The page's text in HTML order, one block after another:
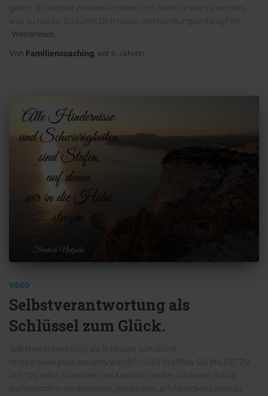
gehen. Du steckst in einem Problem? Ich helfe Dir klar zu werden,
was zu tun ist. Du fühlst Dich ratlos und handlungsunfähig? Im
Weiterlesen…
Von Familiencoaching , vor 6 Jahren
VIDEO
Selbstverantwortung als
Schlüssel zum Glück.
Selbstverantwortung als Schlüssel zum Glück.
https://www.youtube.com/watch?v=34U-0vyRIaw DU WILLST ZU
DIR? Du willst Sicherheit und Klarheit, um den nächsten Schritt
authentisch in ein gesundes, glückliches, erfolgreiches Leben zu